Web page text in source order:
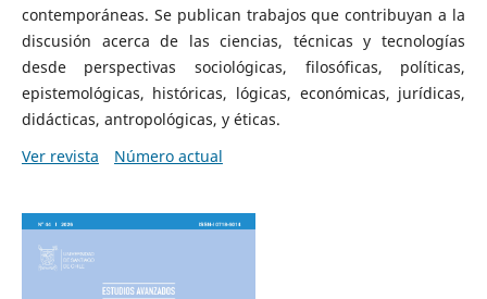
contemporáneas. Se publican trabajos que contribuyan a la
discusión acerca de las ciencias, técnicas y tecnologías
desde perspectivas sociológicas, filosóficas, políticas,
epistemológicas, históricas, lógicas, económicas, jurídicas,
didácticas, antropológicas, y éticas.
Ver revista
Número actual